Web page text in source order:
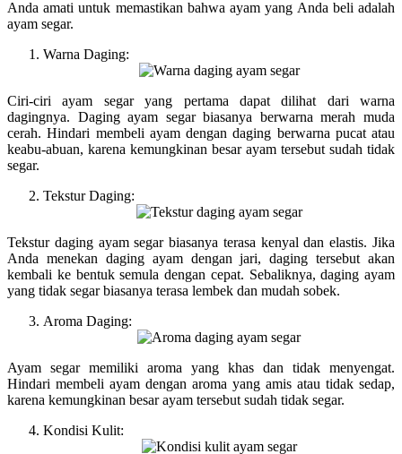
Anda amati untuk memastikan bahwa ayam yang Anda beli adalah
ayam segar.
Warna Daging:
Ciri-ciri ayam segar yang pertama dapat dilihat dari warna
dagingnya. Daging ayam segar biasanya berwarna merah muda
cerah. Hindari membeli ayam dengan daging berwarna pucat atau
keabu-abuan, karena kemungkinan besar ayam tersebut sudah tidak
segar.
Tekstur Daging:
Tekstur daging ayam segar biasanya terasa kenyal dan elastis. Jika
Anda menekan daging ayam dengan jari, daging tersebut akan
kembali ke bentuk semula dengan cepat. Sebaliknya, daging ayam
yang tidak segar biasanya terasa lembek dan mudah sobek.
Aroma Daging:
Ayam segar memiliki aroma yang khas dan tidak menyengat.
Hindari membeli ayam dengan aroma yang amis atau tidak sedap,
karena kemungkinan besar ayam tersebut sudah tidak segar.
Kondisi Kulit: